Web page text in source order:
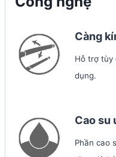
Càng
Hỗ trợ tùy
dụng.
Cao su
Phần cao